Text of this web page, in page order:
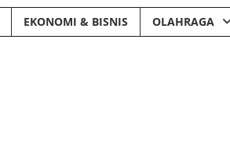
EKONOMI & BISNIS OLAHRAGA